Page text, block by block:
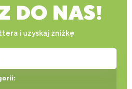
DO NAS!
i uzyskaj zniżkę